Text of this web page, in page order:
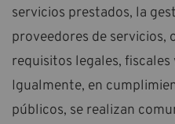
servicios prestados, la
proveedores de servicios,
requisitos legales,
Igualmente, en
públicos, se realizan